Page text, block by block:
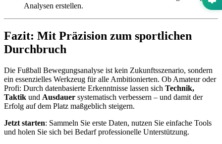
Analysen erstellen.
Fazit: Mit Präzision zum sportlichen
Durchbruch
Die Fußball Bewegungsanalyse ist kein Zukunftsszenario, sondern
ein essenzielles Werkzeug für alle Ambitionierten. Ob Amateur oder
Profi: Durch datenbasierte Erkenntnisse lassen sich Technik,
Taktik und Ausdauer systematisch verbessern – und damit der
Erfolg auf dem Platz maßgeblich steigern.
Jetzt starten: Sammeln Sie erste Daten, nutzen Sie einfache Tools
und holen Sie sich bei Bedarf professionelle Unterstützung.